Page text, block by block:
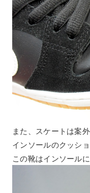
また、スケートは案
インソールのクッシ
この靴はインソール